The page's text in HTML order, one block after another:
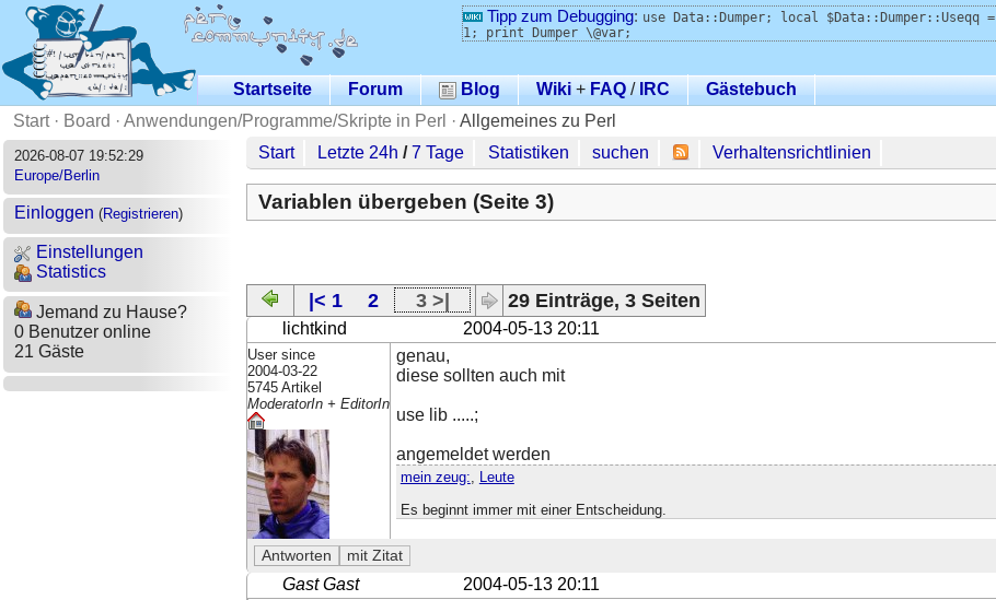
Tipp zum Debugging: use Data::Dumper; local $Data::Dumper::Useqq =
1; print Dumper \@var;
Startseite Forum Blog Wiki+ FAQ /IRC
Gästebuch
Start· Board · Anwendungen/Programme/Skripte in Perl · Allgemeines zu Perl
2026-08-07 19:52:29
Europe/Berlin
Einloggen (Registrieren)
Einstellungen
Statistics
Jemand zu Hause?
0 Benutzer online
21 Gäste
Start Letzte 24h /7 Tage Statistiken suchen Verhaltensrichtlinien
Variablen übergeben (Seite 3)
|< 1 2 3 >| 29 Einträge, 3 Seiten
lichtkind 2004-05-13 20:11
User since
2004-03-22
5745 Artikel
ModeratorIn + EditorIn
genau,
diese sollten auch mit
use lib .....;
angemeldet werden
mein zeug:
Leute
Es beginnt immer mit einer Entscheidung.
Gast Gast
2004-05-13 20:11